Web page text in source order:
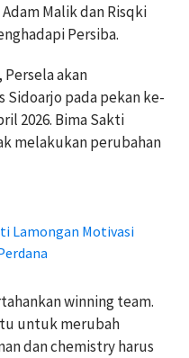
Malik dan Risqki
Persiba.
akan
Sidoarjo pada pekan ke-
2026. Bima Sakti
melakukan perubahan
Lamongan Motivasi
winning team.
untuk merubah
dan chemistry harus